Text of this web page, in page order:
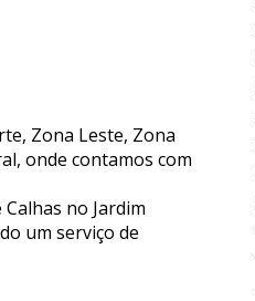
Zona Leste, Zona
onde contamos com
no Jardim
um serviço de